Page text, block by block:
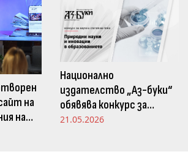
на
на
Национално
издателство „Аз-буки“
обявява конкурс за
научна статия на тема
21.05.2026